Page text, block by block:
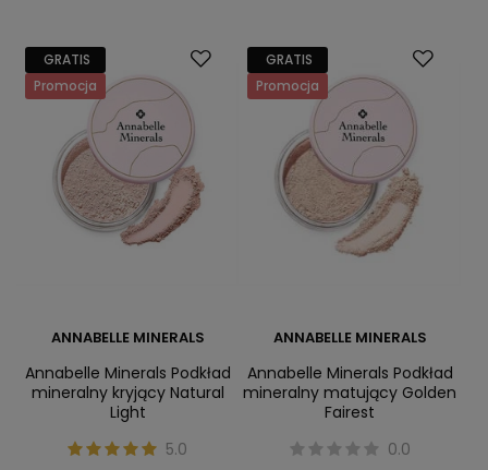
GRATIS
Promocja
ANNABELLE MINERALS
Annabelle Minerals Podkład
mineralny kryjący Natural
Light
5.0
GRATIS
Promocja
ANNABELLE MINERALS
Annabelle Minerals Podkład
mineralny matujący Golden
Fairest
0.0